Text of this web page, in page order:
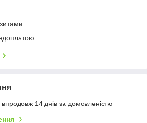
14 днів за домовленістю